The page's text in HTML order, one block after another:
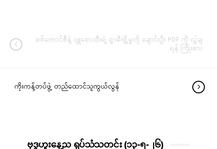
စစ်ကောင်စီနဲ့ ပျူစောထီးရဲ့ ရွာမီးရှို့မှုကို ချောင်းဦး PDF ကို လွှဲချ
ရန် ကြိုးစား
ကိုးကန့်တပ်ဖွဲ့ တည်ထောင်သူကွယ်လွန်
ဗုဒ္ဓဟူးနေ့ည ရုပ်သံသတင်း (၁၃-၅-၂၆)